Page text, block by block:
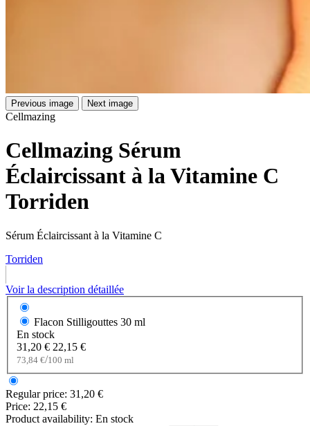
Previous image Next image
Cellmazing
Cellmazing Sérum
Éclaircissant à la Vitamine C
Torriden
Sérum Éclaircissant à la Vitamine C
Torriden
Voir la description détaillée
Flacon Stilligouttes 30 ml
En stock
31,20 € 22,15 €
73,84 €/100 ml
Regular price: 31,20 €
Price: 22,15 €
Product availability: En stock